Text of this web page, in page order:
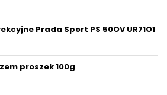
Prada Sport PS 50OV UR71O1
proszek 100g